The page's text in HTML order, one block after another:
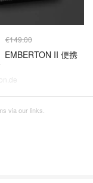
€149.00
EMBERTON II 便携
via our links.